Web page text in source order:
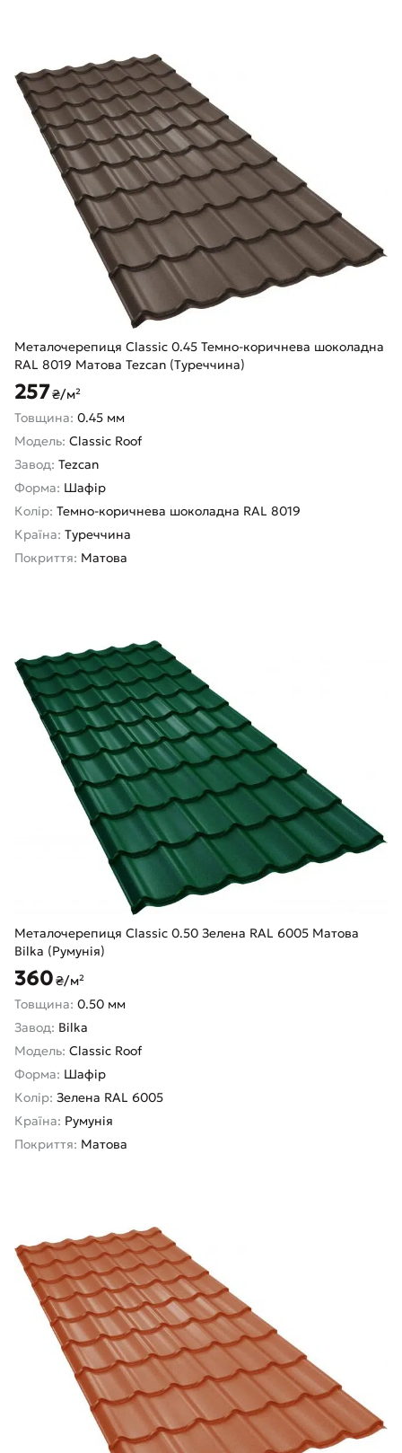
Металочерепиця Classic 0.45 Темно-коричнева шоколадна
RAL 8019 Матова Tezcan (Туреччина)
257₴/м²
Товщина: 0.45 мм
Модель: Classic Roof
Завод: Tezcan
Форма: Шафір
Колір: Темно-коричнева шоколадна RAL 8019
Країна: Туреччина
Покриття: Матова
Металочерепиця Classic 0.50 Зелена RAL 6005 Матова
Bilka (Румунія)
360₴/м²
Товщина: 0.50 мм
Завод: Bilka
Модель: Classic Roof
Форма: Шафір
Колір: Зелена RAL 6005
Країна: Румунія
Покриття: Матова